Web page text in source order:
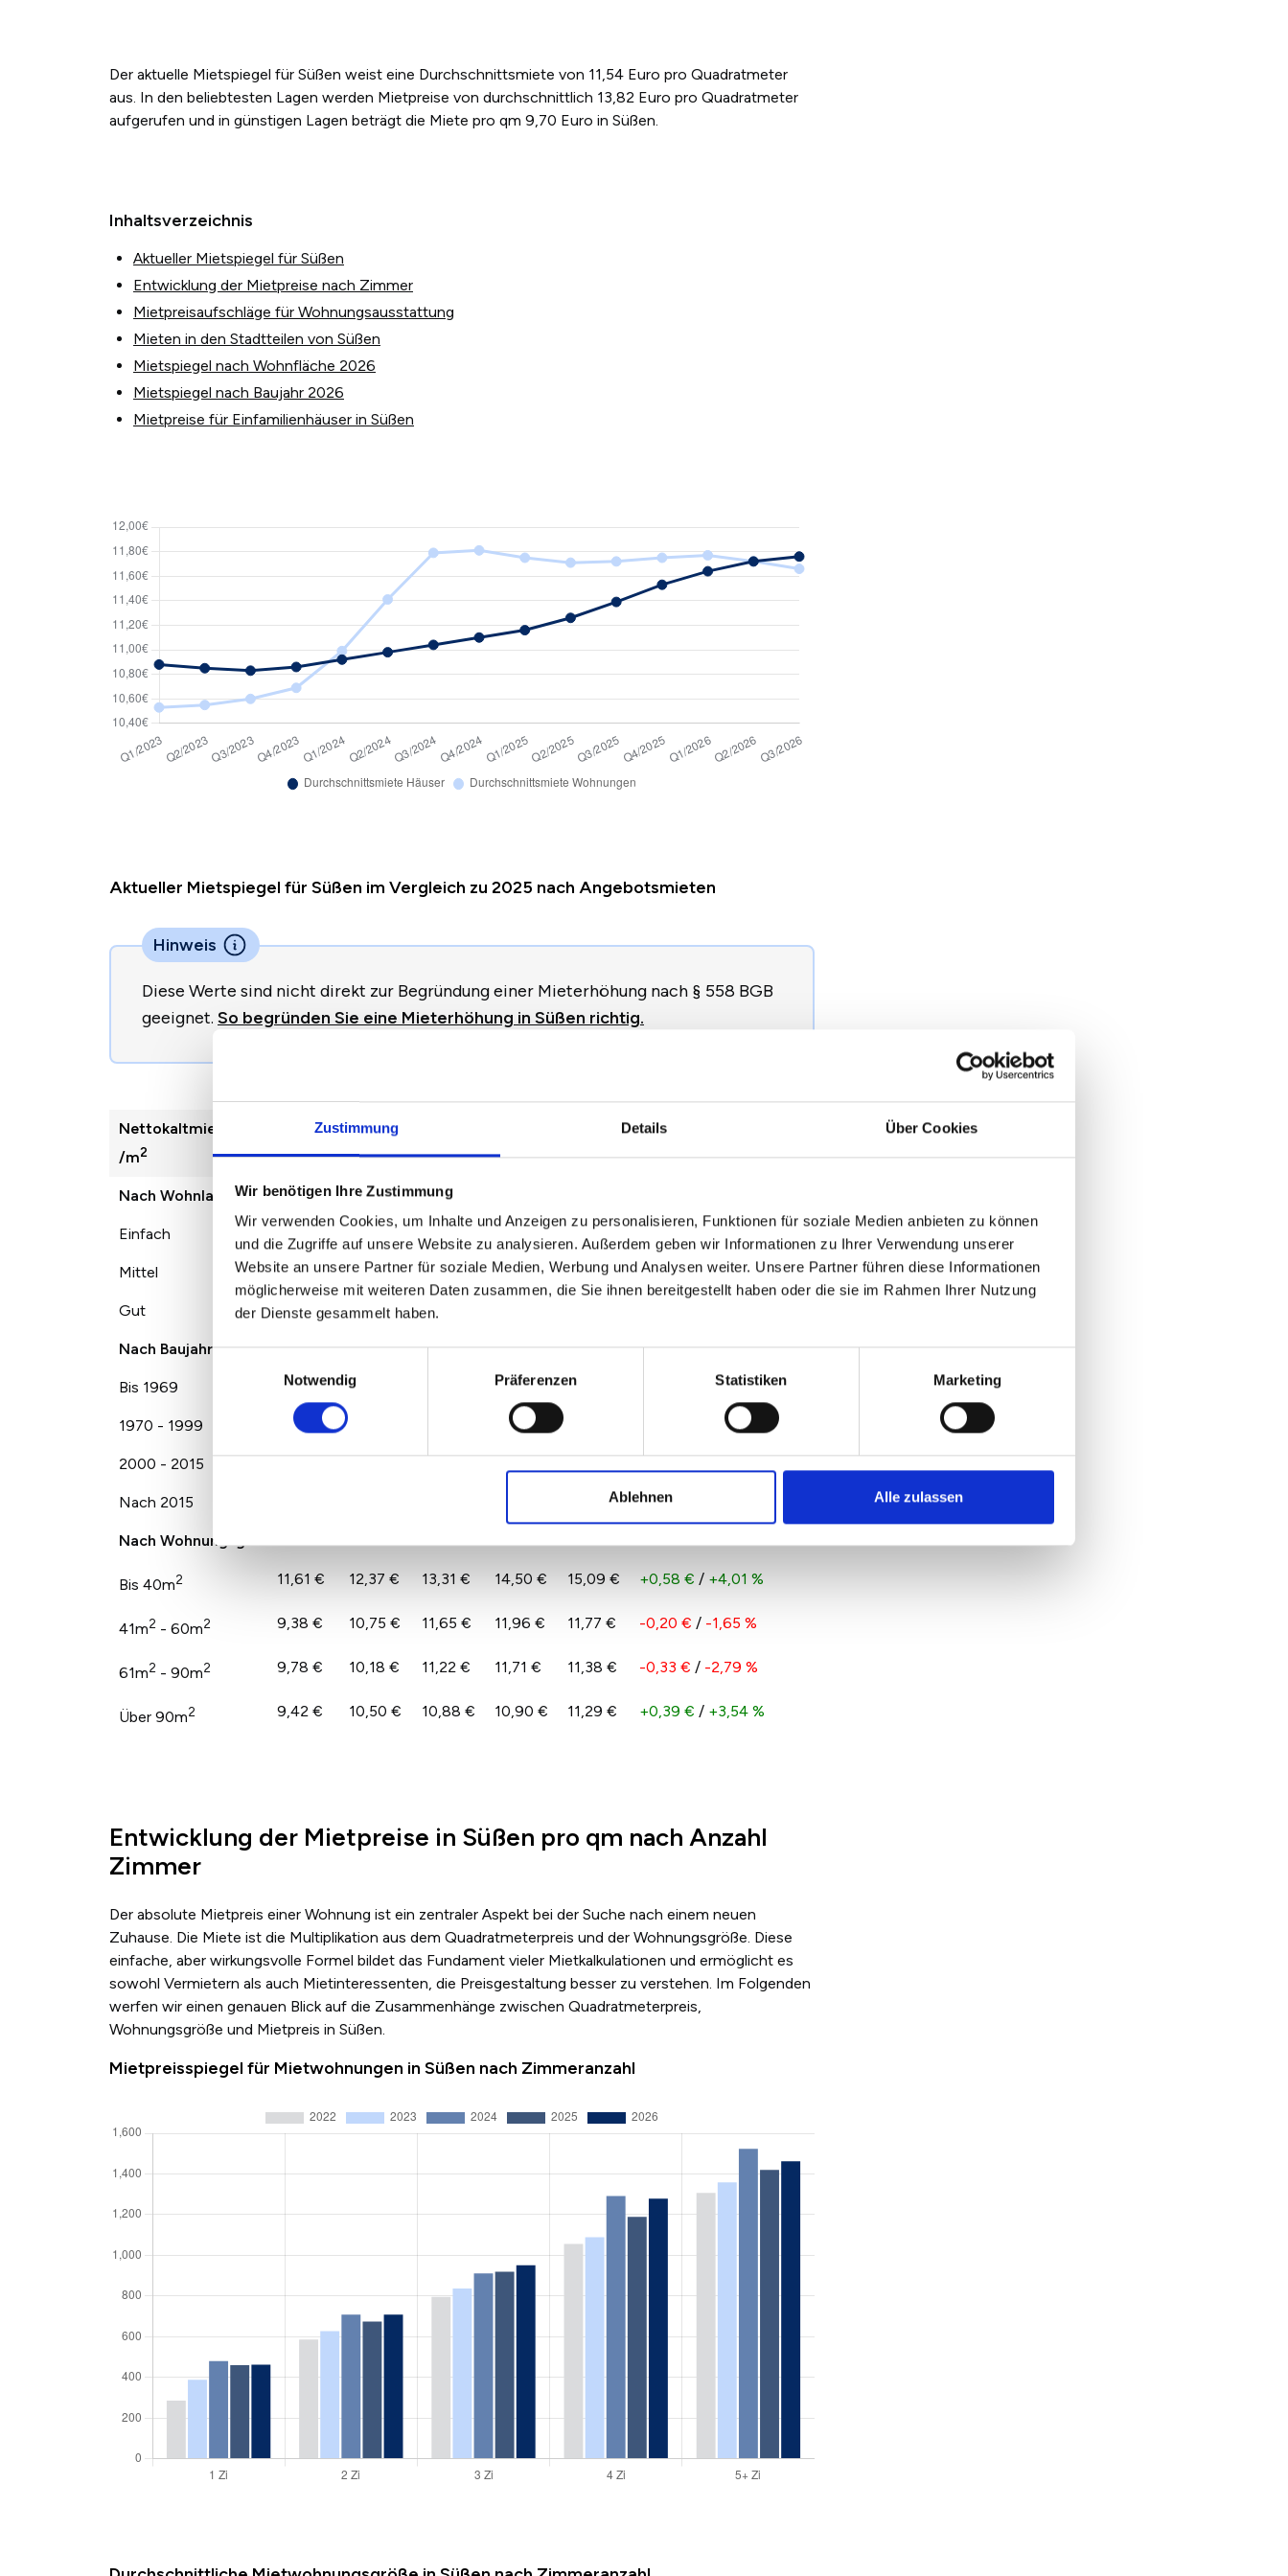
Zustimmung Details Über Cookies
Wir benötigen Ihre Zustimmung
Wir verwenden Cookies, um Inhalte und Anzeigen zu personalisieren, Funktionen für soziale Medien anbieten zu können
und die Zugriffe auf unsere Website zu analysieren. Außerdem geben wir Informationen zu Ihrer Verwendung unserer
Website an unsere Partner für soziale Medien, Werbung und Analysen weiter. Unsere Partner führen diese Informationen
möglicherweise mit weiteren Daten zusammen, die Sie ihnen bereitgestellt haben oder die sie im Rahmen Ihrer Nutzung
der Dienste gesammelt haben.
Notwendig
Präferenzen Statistiken Marketing
Ablehnen Alle zulassen
Der aktuelle Mietspiegel für Süßen weist eine Durchschnittsmiete von 11,54 Euro pro Quadratmeter
aus. In den beliebtesten Lagen werden Mietpreise von durchschnittlich 13,82 Euro pro Quadratmeter
aufgerufen und in günstigen Lagen beträgt die Miete pro qm 9,70 Euro in Süßen.
Inhaltsverzeichnis
Aktueller Mietspiegel für Süßen
Entwicklung der Mietpreise nach Zimmer
Mietpreisaufschläge für Wohnungsausstattung
Mieten in den Stadtteilen von Süßen
Mietspiegel nach Wohnfläche 2026
Mietspiegel nach Baujahr 2026
Mietpreise für Einfamilienhäuser in Süßen
Aktueller Mietspiegel für Süßen im Vergleich zu 2025 nach Angebotsmieten
Hinweis
Diese Werte sind nicht direkt zur Begründung einer Mieterhöhung nach § 558 BGB
geeignet. So begründen Sie eine Mieterhöhung in Süßen richtig.
Nettokaltmiete
/m2
2023
Veränderung zum
Nach Wohnlage
Einfach 9,70 € +0,08 €/
Mittel 9,68 € 10,23 € 11,06 € 11,24 € 11,54 € +0,29 €/+2,60 %
Gut 11,78 € 12,31 € 13,16 €
Nach Baujahr
Bis 1969 10,27 € 10,40 € 11,44 € 11,36 € -0,70 %
1970 - 1999 9,46 € 11,02 € +0,83 %
2000 - 2015
Nach 2015 12,91 € 0,00 €
Nach Wohnungsgröße
Bis 40m2 11,61 € 12,37 € 13,31 € 14,50 € 15,09 € +0,58 € / +4,01 %
41m2 - 60m2 9,38 € 10,75 € 11,65 € 11,96 € 11,77 € -0,20 € / -1,65 %
61m2 - 90m2 9,78 € 10,18 € 11,22 € 11,71 € 11,38 € -0,33 € / -2,79 %
Über 90m2 9,42 € 10,50 € 10,88 € 10,90 € 11,29 € +0,39 € / +3,54 %
Entwicklung der Mietpreise in Süßen pro qm nach Anzahl
Zimmer
Der absolute Mietpreis einer Wohnung ist ein zentraler Aspekt bei der Suche nach einem neuen
Zuhause. Die Miete ist die Multiplikation aus dem Quadratmeterpreis und der Wohnungsgröße. Diese
einfache, aber wirkungsvolle Formel bildet das Fundament vieler Mietkalkulationen und ermöglicht es
sowohl Vermietern als auch Mietinteressenten, die Preisgestaltung besser zu verstehen. Im Folgenden
werfen wir einen genauen Blick auf die Zusammenhänge zwischen Quadratmeterpreis,
Wohnungsgröße und Mietpreis in Süßen.
Mietpreisspiegel für Mietwohnungen in Süßen nach Zimmeranzahl